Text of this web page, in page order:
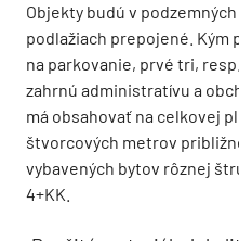
Objekty budú v
podlažiach prepojené. Kým
na parkovanie, prvé tri,
zahrnú administratívu a
má obsahovať na celkovej
štvorcových metrov
vybavených bytov rôznej
4+KK.